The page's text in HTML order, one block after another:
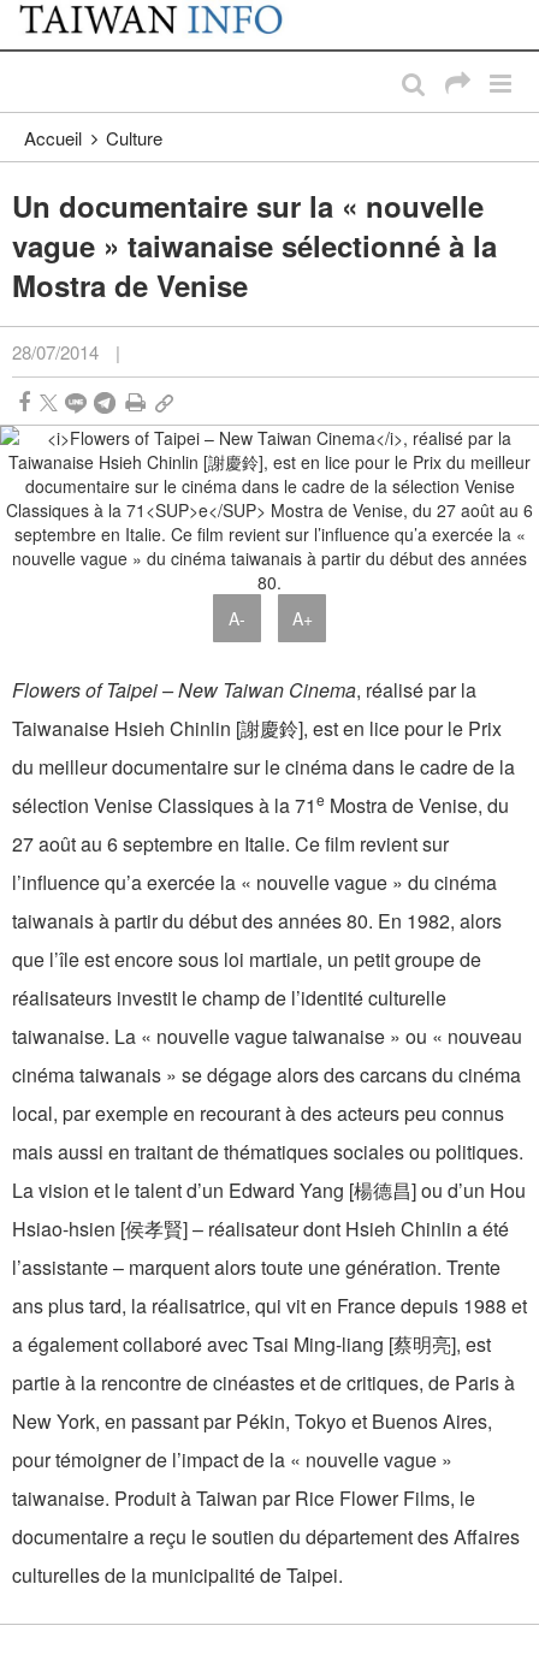
Passer au contenu principal
:::
Accueil Culture
Un documentaire sur la « nouvelle
vague » taiwanaise sélectionné à la
Mostra de Venise
28/07/2014 |
A- A+
Flowers of Taipei – New Taiwan Cinema, réalisé par la
Taiwanaise Hsieh Chinlin [謝慶鈴], est en lice pour le Prix
du meilleur documentaire sur le cinéma dans le cadre de la
sélection Venise Classiques à la 71e Mostra de Venise, du
27 août au 6 septembre en Italie. Ce film revient sur
l’influence qu’a exercée la « nouvelle vague » du cinéma
taiwanais à partir du début des années 80. En 1982, alors
que l’île est encore sous loi martiale, un petit groupe de
réalisateurs investit le champ de l’identité culturelle
taiwanaise. La « nouvelle vague taiwanaise » ou « nouveau
cinéma taiwanais » se dégage alors des carcans du cinéma
local, par exemple en recourant à des acteurs peu connus
mais aussi en traitant de thématiques sociales ou politiques.
La vision et le talent d’un Edward Yang [楊德昌] ou d’un Hou
Hsiao-hsien [侯孝賢] – réalisateur dont Hsieh Chinlin a été
l’assistante – marquent alors toute une génération. Trente
ans plus tard, la réalisatrice, qui vit en France depuis 1988 et
a également collaboré avec Tsai Ming-liang [蔡明亮], est
partie à la rencontre de cinéastes et de critiques, de Paris à
New York, en passant par Pékin, Tokyo et Buenos Aires,
pour témoigner de l’impact de la « nouvelle vague »
taiwanaise. Produit à Taiwan par Rice Flower Films, le
documentaire a reçu le soutien du département des Affaires
culturelles de la municipalité de Taipei.